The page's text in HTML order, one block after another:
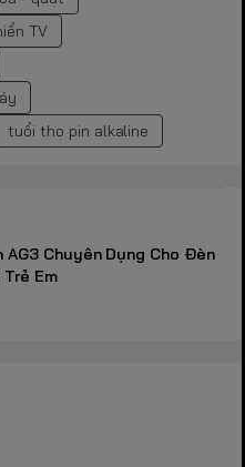
TV
tuổi thọ pin alkaline
AG3 Chuyên Dụng Cho Đèn
Em